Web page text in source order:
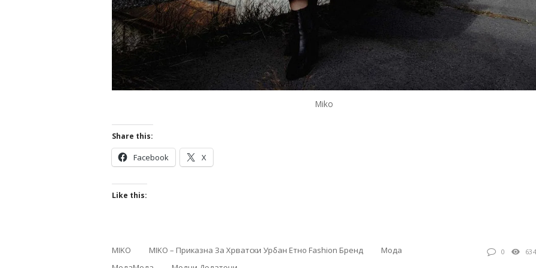
Miko
Share this:
Facebook X
Like this:
MIKO MIKO – Приказна За Хрватски Урбан Етно Fashion Бренд
Мода
0 634